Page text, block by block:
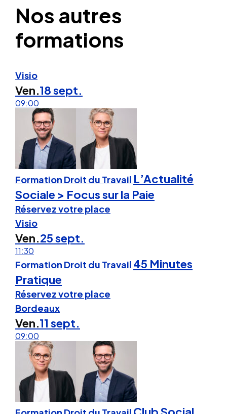
Nos autres
formations
Visio
Ven.18 sept.
09:00
Formation Droit du Travail L’Actualité
Sociale > Focus sur la Paie
Réservez votre place
Visio
Ven.25 sept.
11:30
Formation Droit du Travail 45 Minutes
Pratique
Réservez votre place
Bordeaux
Ven.11 sept.
09:00